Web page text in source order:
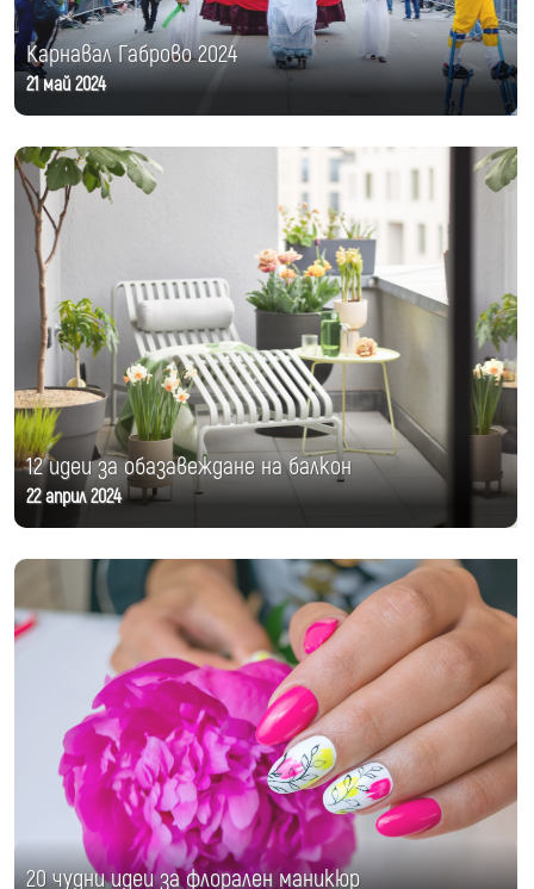
Карнавал Габрово 2024
21 май 2024
12 идеи за обазавеждане на балкон
22 април 2024
20 чудни идеи за флорален маникюр